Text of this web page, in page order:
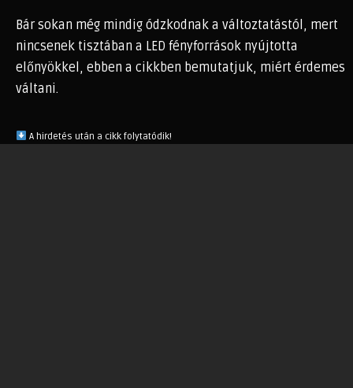
Bár sokan még mindig ódzkodnak a változtatástól, mert
nincsenek tisztában a LED fényforrások nyújtotta
előnyökkel, ebben a cikkben bemutatjuk, miért érdemes
váltani.
A hirdetés után a cikk folytatódik!